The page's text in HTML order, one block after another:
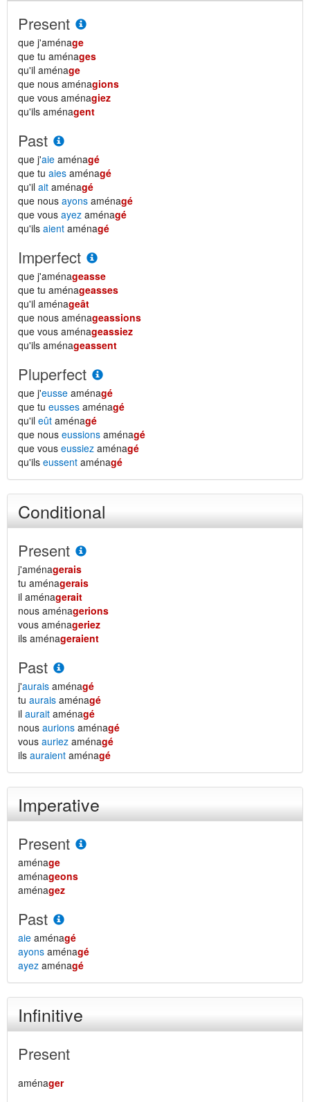
Present
que j'aménage
que tu aménages
qu'il aménage
que nous aménagions
que vous aménagiez
qu'ils aménagent
Past
que j'aie aménagé
que tu aies aménagé
qu'il ait aménagé
que nous ayons aménagé
que vous ayez aménagé
qu'ils aient aménagé
Imperfect
que j'aménageasse
que tu aménageasses
qu'il aménageât
que nous aménageassions
que vous aménageassiez
qu'ils aménageassent
Pluperfect
que j'eusse aménagé
que tu eusses aménagé
qu'il eût aménagé
que nous eussions aménagé
que vous eussiez aménagé
qu'ils eussent aménagé
Conditional
Present
j'aménagerais
tu aménagerais
il aménagerait
nous aménagerions
vous aménageriez
ils aménageraient
Past
j'aurais aménagé
tu aurais aménagé
il aurait aménagé
nous aurions aménagé
vous auriez aménagé
ils auraient aménagé
Imperative
Present
aménage
aménageons
aménagez
Past
aie aménagé
ayons aménagé
ayez aménagé
Infinitive
Present
aménager